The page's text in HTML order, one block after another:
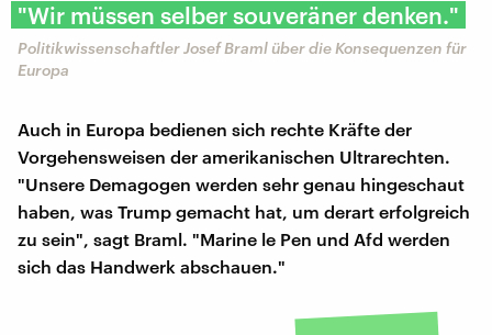
"Wir müssen selber souveräner denken."
Politikwissenschaftler Josef Braml über die Konsequenzen für
Europa
Auch in Europa bedienen sich rechte Kräfte der
Vorgehensweisen der amerikanischen Ultrarechten.
"Unsere Demagogen werden sehr genau hingeschaut
haben, was Trump gemacht hat, um derart erfolgreich
zu sein", sagt Braml. "Marine le Pen und Afd werden
sich das Handwerk abschauen."